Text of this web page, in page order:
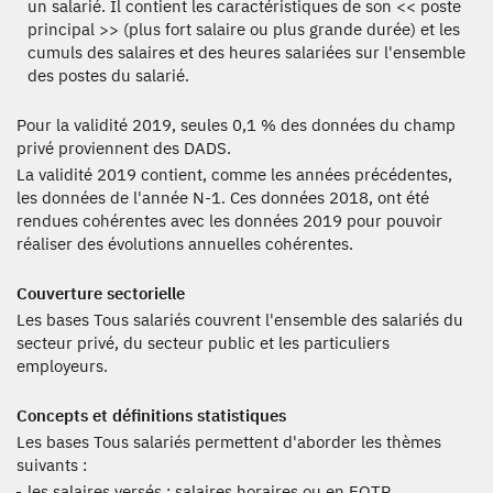
un salarié. Il contient les caractéristiques de son << poste
principal >> (plus fort salaire ou plus grande durée) et les
cumuls des salaires et des heures salariées sur l'ensemble
des postes du salarié.
Pour la validité 2019, seules 0,1 % des données du champ
privé proviennent des DADS.
La validité 2019 contient, comme les années précédentes,
les données de l'année N-1. Ces données 2018, ont été
rendues cohérentes avec les données 2019 pour pouvoir
réaliser des évolutions annuelles cohérentes.
Couverture sectorielle
Les bases Tous salariés couvrent l'ensemble des salariés du
secteur privé, du secteur public et les particuliers
employeurs.
Concepts et définitions statistiques
Les bases Tous salariés permettent d'aborder les thèmes
suivants :